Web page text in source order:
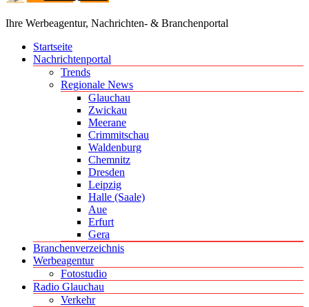
Ihre Werbeagentur, Nachrichten- & Branchenportal
Startseite
Nachrichtenportal
Trends
Regionale News
Glauchau
Zwickau
Meerane
Crimmitschau
Waldenburg
Chemnitz
Dresden
Leipzig
Halle (Saale)
Aue
Erfurt
Gera
Branchenverzeichnis
Werbeagentur
Fotostudio
Radio Glauchau
Verkehr